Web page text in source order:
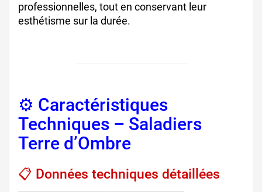
professionnelles, tout en conservant leur
esthétisme sur la durée.
⚙️ Caractéristiques
Techniques – Saladiers
Terre d’Ombre
📋 Données techniques détaillées